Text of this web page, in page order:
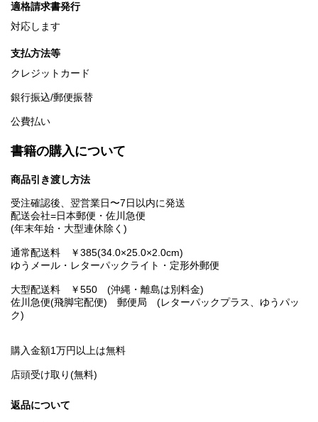
適格請求書発行
対応します
支払方法等
クレジットカード
銀行振込/郵便振替
公費払い
書籍の購入について
商品引き渡し方法
受注確認後、翌営業日〜7日以内に発送
配送会社=日本郵便・佐川急便
(年末年始・大型連休除く)
通常配送料 ￥385(34.0×25.0×2.0cm)
ゆうメール・レターパックライト・定形外郵便
大型配送料 ￥550 (沖縄・離島は別料金)
佐川急便(飛脚宅配便) 郵便局 (レターパックプラス、ゆうパッ
ク)
購入金額1万円以上は無料
店頭受け取り(無料)
返品について